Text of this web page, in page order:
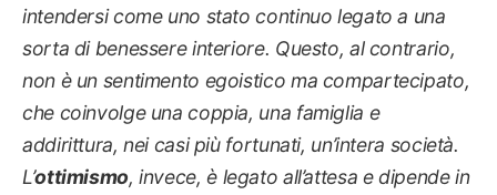
intendersi come uno stato continuo legato a una
sorta di benessere interiore. Questo, al contrario,
non è un sentimento egoistico ma compartecipato,
che coinvolge una coppia, una famiglia e
addirittura, nei casi più fortunati, un’intera società.
L’ottimismo, invece, è legato all’attesa e dipende in